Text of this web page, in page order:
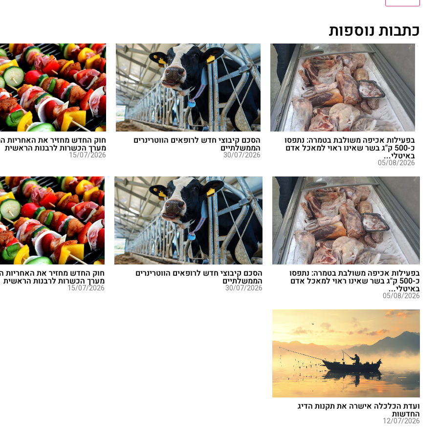
כתבות נוספות
בפעילות אכיפה משולבת בטמרה: נתפסו
כ-500 ק"ג בשר שאינו ראוי למאכל אדם
באיטלי...
05/08/2026
הסכם קיבוצי חדש לרופאים הווטרינרים
הממשלתיים
30/07/2026
חוק החדש מחזיר את האחריות
מערך הכשרות לרבנות הראשית
15/07/2026
בפעילות אכיפה משולבת בטמרה: נתפסו
כ-500 ק"ג בשר שאינו ראוי למאכל אדם
באיטלי...
05/08/2026
הסכם קיבוצי חדש לרופאים הווטרינרים
הממשלתיים
30/07/2026
חוק החדש מחזיר את האחריות
מערך הכשרות לרבנות הראשית
15/07/2026
ועדת הכלכלה אישרה את תקנות הדיג
החדשות
12/07/2026